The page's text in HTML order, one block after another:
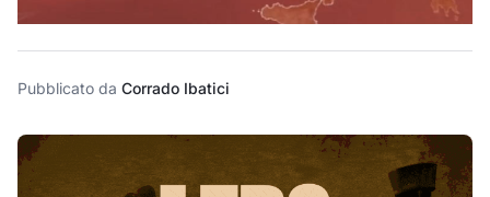
Pubblicato da Corrado Ibatici